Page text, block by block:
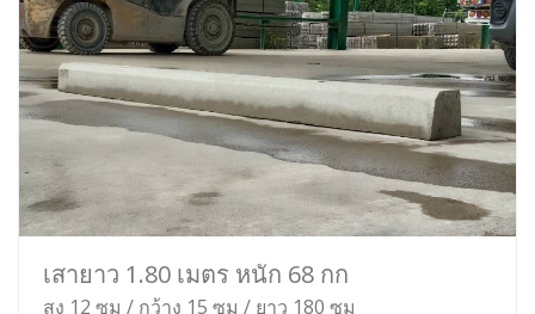
เสายาว 1.80 เมตร หนัก 68 กก
สูง 12 ซม / กว้าง 15 ซม / ยาว 180 ซม